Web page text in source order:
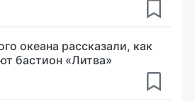
океана рассказали, как
бастион «Литва»